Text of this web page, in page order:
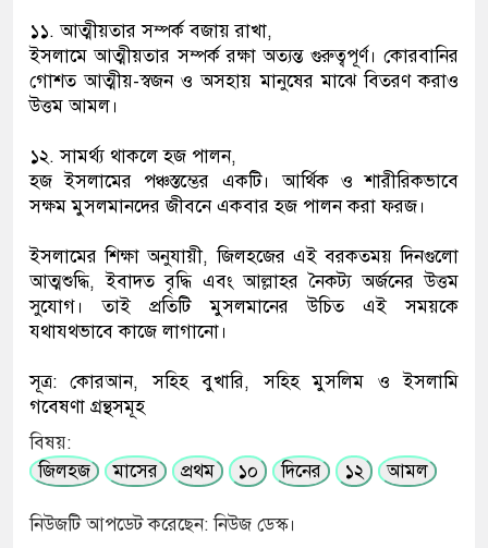
১১. আত্মীয়তার সম্পর্ক বজায় রাখা,
ইসলামে আত্মীয়তার সম্পর্ক রক্ষা অত্যন্ত গুরুত্বপূর্ণ। কোরবানির
গোশত আত্মীয়-স্বজন ও অসহায় মানুষের মাঝে বিতরণ করাও
উত্তম আমল।
১২. সামর্থ্য থাকলে হজ পালন,
হজ ইসলামের পঞ্চস্তম্ভের একটি। আর্থিক ও শারীরিকভাবে
সক্ষম মুসলমানদের জীবনে একবার হজ পালন করা ফরজ।
ইসলামের শিক্ষা অনুযায়ী, জিলহজের এই বরকতময় দিনগুলো
আত্মশুদ্ধি, ইবাদত বৃদ্ধি এবং আল্লাহর নৈকট্য অর্জনের উত্তম
সুযোগ। তাই প্রতিটি মুসলমানের উচিত এই সময়কে
যথাযথভাবে কাজে লাগানো।
সূত্র: কোরআন, সহিহ বুখারি, সহিহ মুসলিম ও ইসলামি
গবেষণা গ্রন্থসমূহ
বিষয়:
জিলহজ
মাসের প্রথম ১০ দিনের ১২ আমল
নিউজটি আপডেট করেছেন: নিউজ ডেস্ক।